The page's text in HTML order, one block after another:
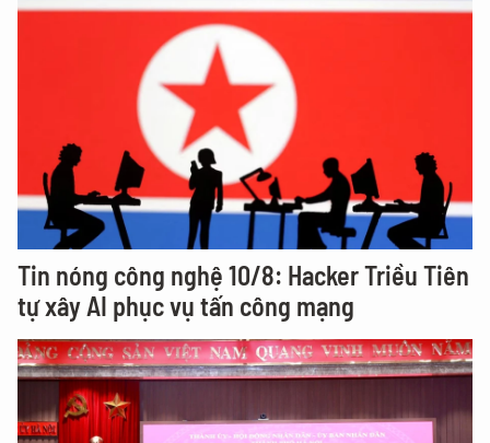
Tin nóng công nghệ 10/8: Hacker Triều Tiên
tự xây AI phục vụ tấn công mạng